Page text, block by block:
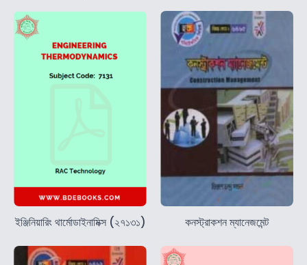
ইঞ্জিনিয়ারিং থার্মোডাইনামিক্স (২৭১৩১) কনস্ট্রাকশন ম্যানেজমেন্ট